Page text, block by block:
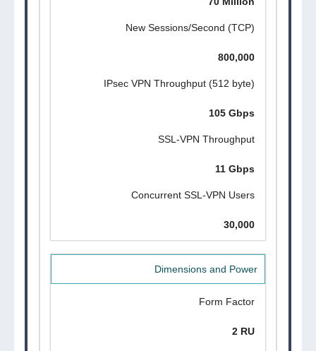
New Sessions/Second (TCP)
800,000
IPsec VPN Throughput (512 byte)
105 Gbps
SSL-VPN Throughput
11 Gbps
Concurrent SSL-VPN Users
30,000
Dimensions and Power
Form Factor
2 RU